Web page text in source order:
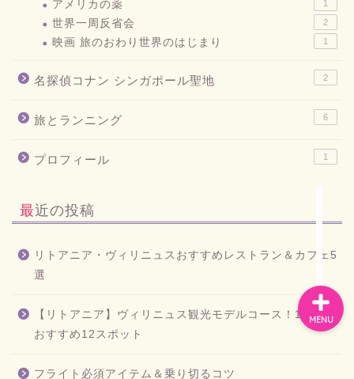
アメリカの薬 1
世界一周反省会 2
映画 旅のおわり世界のはじまり 1
名探偵コナン シンガポール聖地 2
旅とランニング 6
プロフィール 1
最近の投稿
リトアニア・ヴィリニュスおすすめレストラン＆カフェ5
選
【リトアニア】ヴィリニュス観光モデルコース！1泊2日
おすすめ12スポット
フライト必須アイテム＆乗り切るコツ
MENU
お問い合わせ